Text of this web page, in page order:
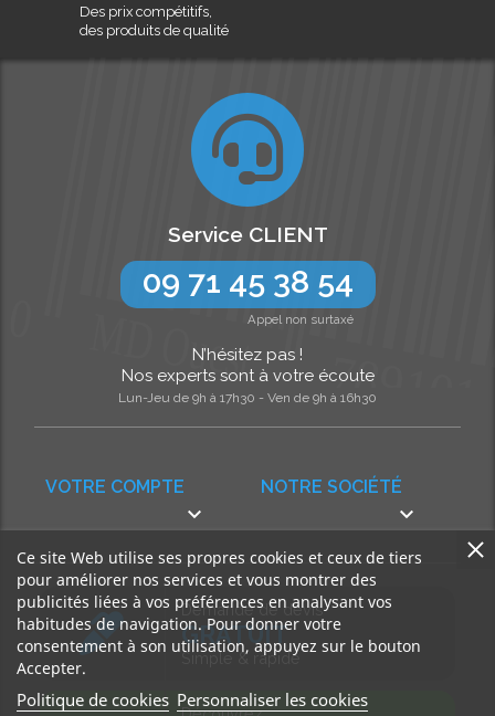
Des prix compétitifs,
des produits de qualité
NOTRE SOCIÉTÉ

VOTRE COMPTE

Service CLIENT
09 71 45 38 54
Appel non surtaxé
N’hésitez pas !
Nos experts sont à votre écoute
Lun-Jeu de 9h à 17h30 - Ven de 9h à 16h30
Demande de devis
GRATUIT
Simple & rapide
Ce site Web utilise ses propres cookies et ceux de tiers
pour améliorer nos services et vous montrer des
publicités liées à vos préférences en analysant vos
habitudes de navigation. Pour donner votre
consentement à son utilisation, appuyez sur le bouton
Accepter.
Politique de cookies Personnaliser les cookies